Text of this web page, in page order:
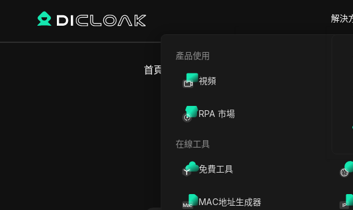
解決
產品使用
視頻
RPA 市場
在線工具
免費工具
MAC地址生成器
首頁 世界時間
摩洛哥